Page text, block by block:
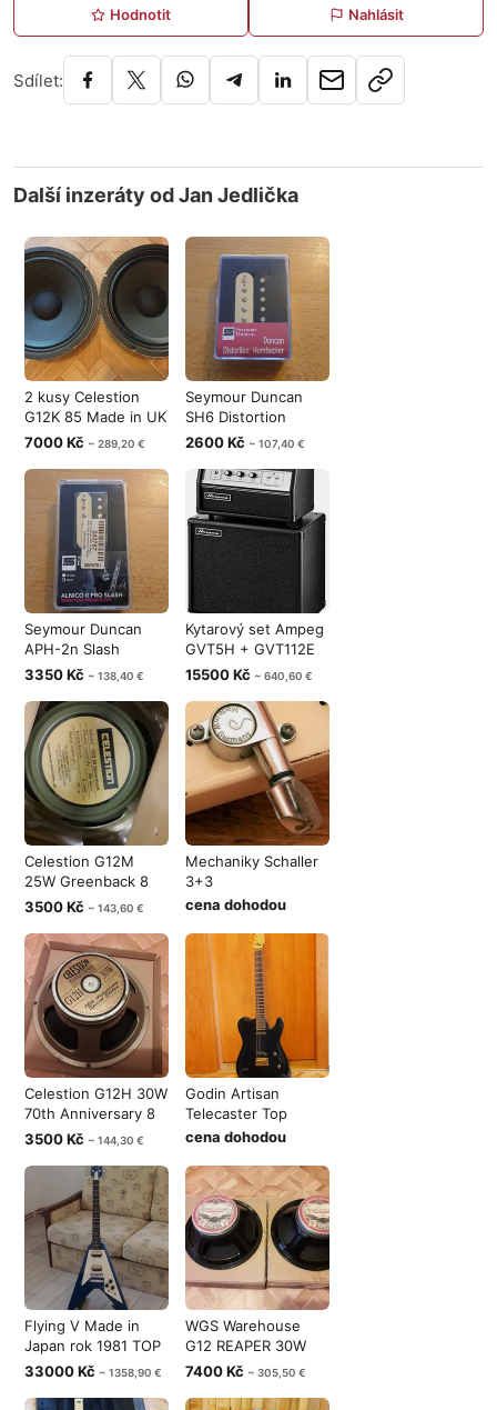
Hodnotit Nahlásit
Sdílet:
Další inzeráty od Jan Jedlička
2 kusy Celestion
G12K 85 Made in UK
.... 8
7000 Kč ~ 289,20 €
Seymour Duncan
SH6 Distortion
Zebra - kobylko
2600 Kč ~ 107,40 €
Seymour Duncan
APH-2n Slash
Humbucker Zebra -
3350 Kč ~ 138,40 €
Kytarový set Ampeg
GVT5H + GVT112E
Top stav
15500 Kč ~ 640,60 €
Celestion G12M
25W Greenback 8
Ohm Made in UK
3500 Kč ~ 143,60 €
Mechaniky Schaller
3+3
cena dohodou
Celestion G12H 30W
70th Anniversary 8
ohm Eng
3500 Kč ~ 144,30 €
Godin Artisan
Telecaster Top
cena dohodou
Flying V Made in
Japan rok 1981 TOP
stav
33000 Kč ~ 1358,90 €
WGS Warehouse
G12 REAPER 30W
reproduktor 16 o
7400 Kč ~ 305,50 €